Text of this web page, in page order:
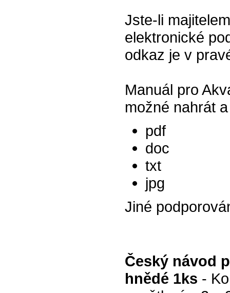
Jste-li
elektronické
odkaz je v
Manuál pro
možné nahrát
pdf
doc
txt
jpg
Jiné
Český návod
hnědé 1ks -